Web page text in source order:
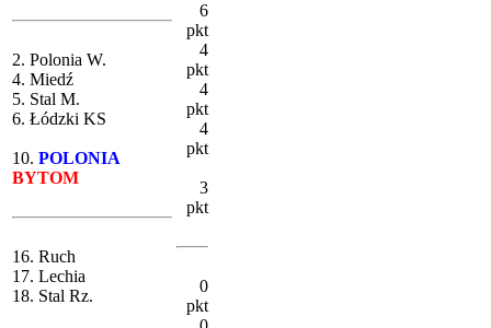
2. Polonia W.
4. Miedź
5. Stal M.
6. Łódzki KS
10. POLONIA
BYTOM
16. Ruch
17. Lechia
18. Stal Rz.
6
pkt
4
pkt
4
pkt
4
pkt
3
pkt
0
pkt